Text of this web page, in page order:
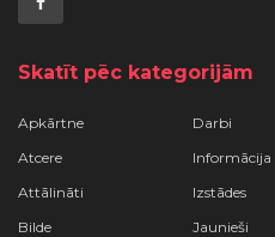
Skatīt pēc kategorijām
Apkārtne
Atcere
Attālināti
Bilde
Darbi
Informācija
Izstādes
Jaunieši